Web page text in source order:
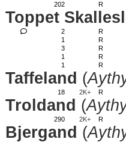
202 R
Toppet
2 R
1
R
3
R
1
R
1
R
Taffeland (
18 2K+ R
Troldand (
290 2K+ R
Bjergand (